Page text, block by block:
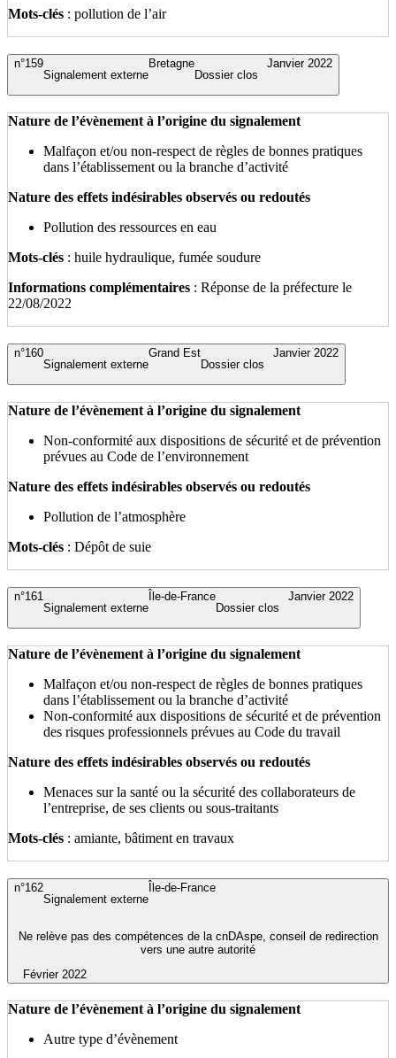
Mots-clés : pollution de l’air
Janvier 2022
Dossier clos
Bretagne
Signalement externe
n°159
Nature de l’évènement à l’origine du signalement
Malfaçon et/ou non-respect de règles de bonnes pratiques
dans l’établissement ou la branche d’activité
Nature des effets indésirables observés ou redoutés
Pollution des ressources en eau
Mots-clés : huile hydraulique, fumée soudure
Informations complémentaires : Réponse de la préfecture le
22/08/2022
Janvier 2022
Dossier clos
Grand Est
Signalement externe
n°160
Nature de l’évènement à l’origine du signalement
Non-conformité aux dispositions de sécurité et de prévention
prévues au Code de l’environnement
Nature des effets indésirables observés ou redoutés
Pollution de l’atmosphère
Mots-clés : Dépôt de suie
Janvier 2022
Dossier clos
Île-de-France
Signalement externe
n°161
Nature de l’évènement à l’origine du signalement
Malfaçon et/ou non-respect de règles de bonnes pratiques
dans l’établissement ou la branche d’activité
Non-conformité aux dispositions de sécurité et de prévention
des risques professionnels prévues au Code du travail
Nature des effets indésirables observés ou redoutés
Menaces sur la santé ou la sécurité des collaborateurs de
l’entreprise, de ses clients ou sous-traitants
Mots-clés : amiante, bâtiment en travaux
Février 2022
Ne relève pas des compétences de la cnDAspe, conseil de redirection
vers une autre autorité
Île-de-France
Signalement externe
n°162
Nature de l’évènement à l’origine du signalement
Autre type d’évènement